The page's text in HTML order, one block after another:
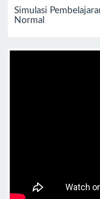
Simulasi
Normal